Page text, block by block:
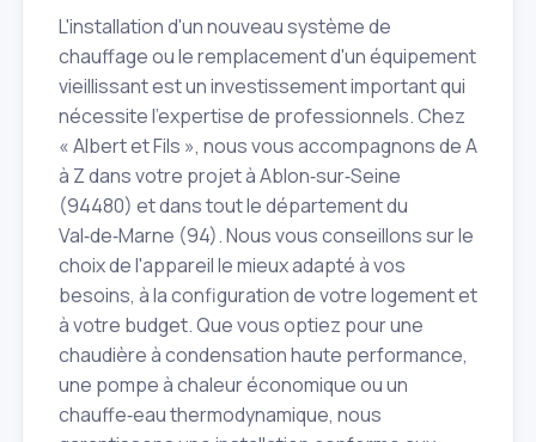
L'installation d'un nouveau système de
chauffage ou le remplacement d'un équipement
vieillissant est un investissement important qui
nécessite l'expertise de professionnels. Chez
« Albert et Fils », nous vous accompagnons de A
à Z dans votre projet à Ablon‑sur‑Seine
(94480) et dans tout le département du
Val‑de‑Marne (94). Nous vous conseillons sur le
choix de l'appareil le mieux adapté à vos
besoins, à la configuration de votre logement et
à votre budget. Que vous optiez pour une
chaudière à condensation haute performance,
une pompe à chaleur économique ou un
chauffe‑eau thermodynamique, nous